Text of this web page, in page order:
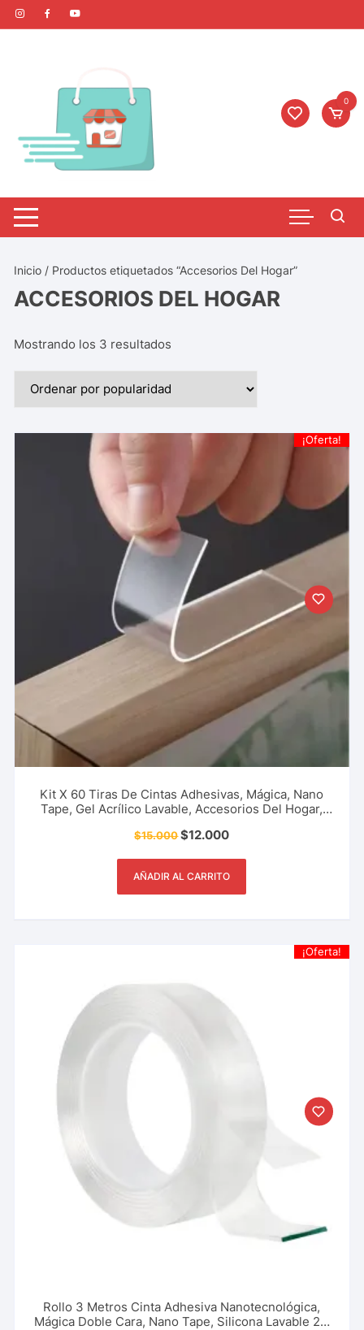
0
Inicio / Productos etiquetados “Accesorios Del Hogar”
ACCESORIOS DEL HOGAR
Mostrando los 3 resultados
¡Oferta!
Kit X 60 Tiras De Cintas Adhesivas, Mágica, Nano
Tape, Gel Acrílico Lavable, Accesorios Del Hogar,
$15.000$12.000
AÑADIR AL CARRITO
¡Oferta!
Rollo 3 Metros Cinta Adhesiva Nanotecnológica,
Mágica Doble Cara, Nano Tape, Silicona Lavable 2 x